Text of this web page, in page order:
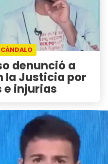
denunció a
la Justicia por
e injurias